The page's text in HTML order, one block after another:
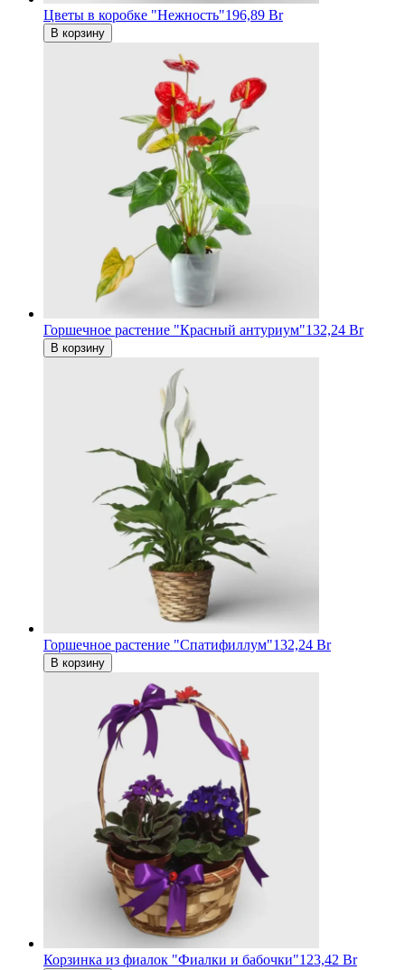
Цветы в коробке "Нежность"196,89 Br
В корзину
Горшечное растение "Красный антуриум"132,24 Br
В корзину
Горшечное растение "Спатифиллум"132,24 Br
В корзину
Корзинка из фиалок "Фиалки и бабочки"123,42 Br